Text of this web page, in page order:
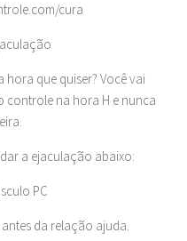
cura
que quiser? Você vai
controle na hora H e nunca
a ejaculação abaixo:
PC
da relação ajuda.